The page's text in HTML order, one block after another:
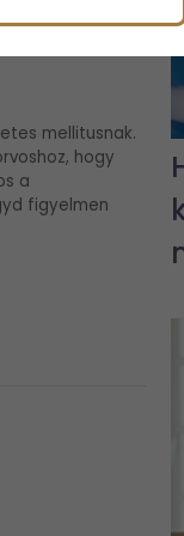
mellitusnak.
hogy
a
figyelmen